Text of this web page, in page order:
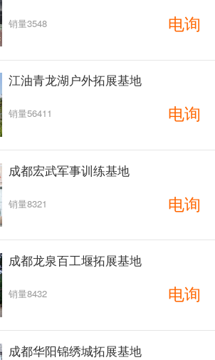
销量3548 电询
江油青龙湖户外拓展基地
销量56411 电询
成都宏武军事训练基地
销量8321 电询
成都龙泉百工堰拓展基地
销量8432 电询
成都华阳锦绣城拓展基地